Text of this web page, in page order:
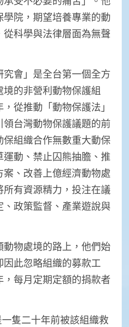
院，期望培養專業的動
科學與法律層面為無聲
究會」是全台第一個全方
的非營利動物保護組
從推動「動物保護法」
領台灣動物保護議題的前
保組織合作無數重大動保
動、禁止囚熊抽膽、推
、改善上億經濟動物處
有資源精力，投注在議
、政策監督、產業遊說與
動物處境的路上，他們始
因此忽略組織的募款工
，每月定期定額的捐款者
隻二十年前被該組織救